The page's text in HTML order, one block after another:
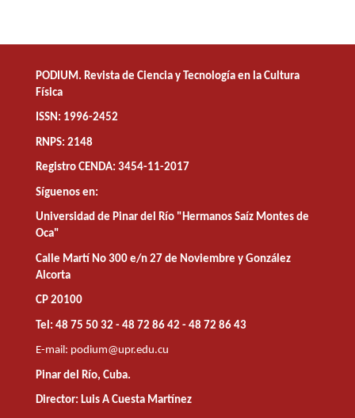
PODIUM. Revista de Ciencia y Tecnología en la Cultura
Física
ISSN: 1996-2452
RNPS: 2148
Registro CENDA: 3454-11-2017
Síguenos en:
Universidad de Pinar del Río "Hermanos Saíz Montes de
Oca"
Calle Martí No 300 e/n 27 de Noviembre y González
Alcorta
CP 20100
Tel: 48 75 50 32 - 48 72 86 42 - 48 72 86 43
E-mail: podium@upr.edu.cu
Pinar del Río, Cuba.
Director: Luis A Cuesta Martínez